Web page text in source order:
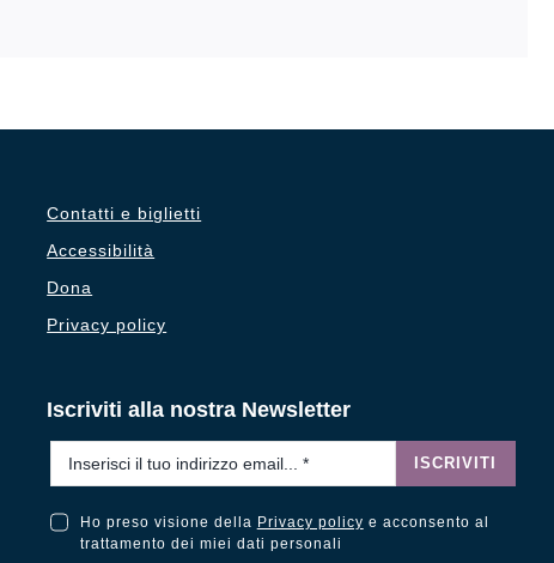
Contatti e biglietti
Accessibilità
Dona
Privacy policy
Iscriviti alla nostra Newsletter
ISCRIVITI
Ho preso visione della Privacy policy e acconsento al
trattamento dei miei dati personali